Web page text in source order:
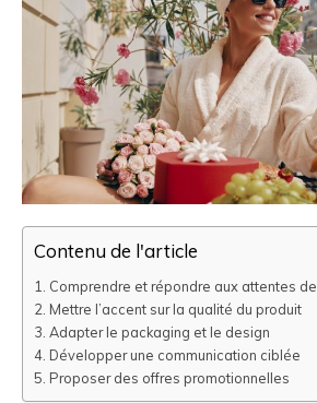
Contenu de l'article
Comprendre et répondre aux attentes
Mettre l’accent sur la qualité du produit
Adapter le packaging et le design
Développer une communication ciblée
Proposer des offres promotionnelles